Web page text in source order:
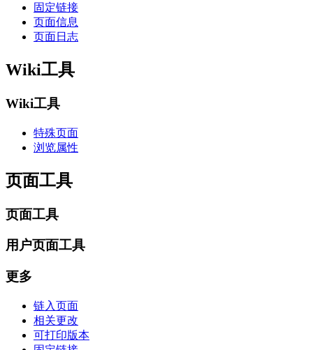
固定链接
页面信息
页面日志
Wiki工具
Wiki工具
特殊页面
浏览属性
页面工具
页面工具
用户页面工具
更多
链入页面
相关更改
可打印版本